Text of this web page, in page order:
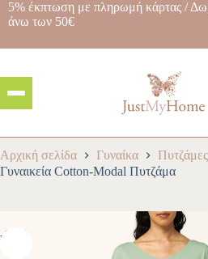
5% έκπτωση με πληρωμή κάρτας /
άνω των 50€
Αρχική σελίδα Γυναίκα Πυτζάμες
Γυναικεία Cotton-Modal Πυτζάμα
-10%